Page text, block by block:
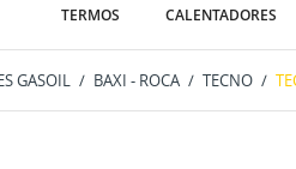
TERMOS CALENTADORES
GASOIL BAXI - ROCA TECNO